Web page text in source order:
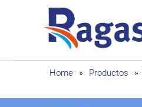
Home » Productos »